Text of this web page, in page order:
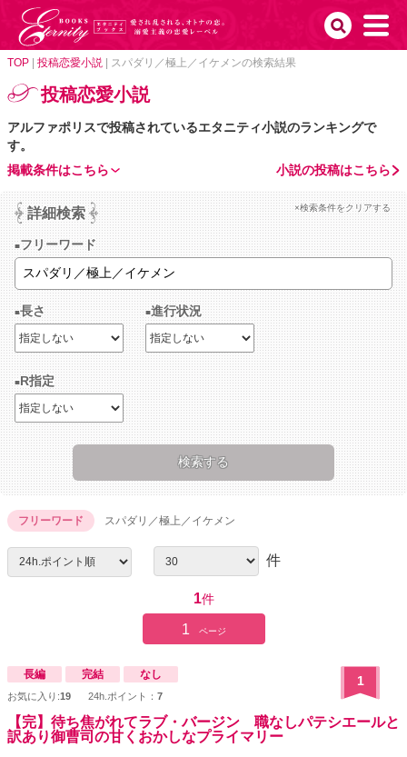
TOP 投稿恋愛小説 スパダリ／極上／イケメンの検索結果
投稿恋愛小説
アルファポリスで投稿されているエタニティ小説のランキングで
す。
小説の投稿はこちら
掲載条件はこちら
詳細検索 ×検索条件をクリアする
フリーワード
長さ 進行状況
R指定
フリーワード スパダリ／極上／イケメン
件
1件
1 ページ
長編 完結 なし
お気に入り:19 24h.ポイント： 7
1
【完】待ち焦がれてラブ・バージン 職なしパテシエールと
訳あり御曹司の甘くおかしなプライマリー